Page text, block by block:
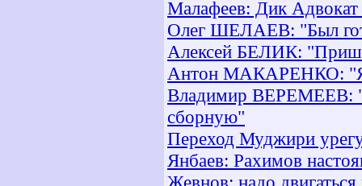
Малафеев: Дик Адвокат
Олег ШЕЛАЕВ: "Был
Алексей БЕЛИК:
Антон МАКАРЕНКО: "Я
Владимир ВЕРЕМЕЕВ:
сборную"
Переход Муджири
Янбаев: Рахимов